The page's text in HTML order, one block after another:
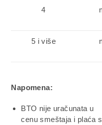
4
5 i više
Napomena:
BTO nije uračunata u
cenu smeštaja i plaća